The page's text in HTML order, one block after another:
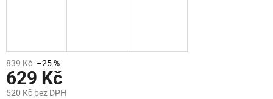
839 Kč –25 %
629 Kč
520 Kč bez DPH